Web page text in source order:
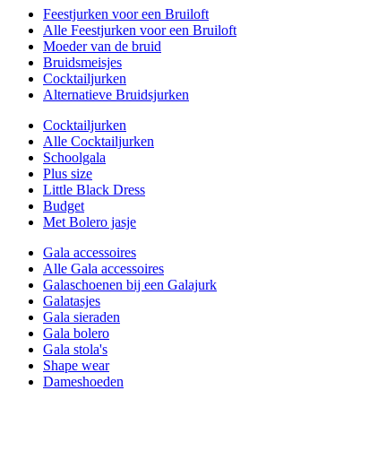
Feestjurken voor een Bruiloft
Alle Feestjurken voor een Bruiloft
Moeder van de bruid
Bruidsmeisjes
Cocktailjurken
Alternatieve Bruidsjurken
Cocktailjurken
Alle Cocktailjurken
Schoolgala
Plus size
Little Black Dress
Budget
Met Bolero jasje
Gala accessoires
Alle Gala accessoires
Galaschoenen bij een Galajurk
Galatasjes
Gala sieraden
Gala bolero
Gala stola's
Shape wear
Dameshoeden